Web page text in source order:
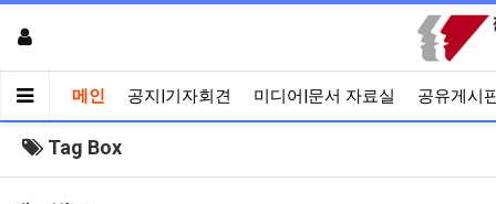
메인 공지|기자회견 미디어|문서 자료실 공유게시
Tag Box